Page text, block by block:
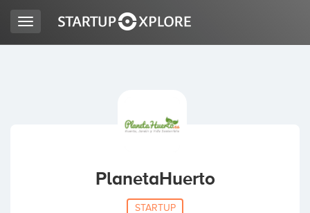
Toggle
navigation
PlanetaHuerto
STARTUP